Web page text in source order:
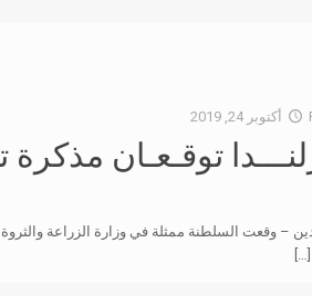
أكتوبر 24, 2019
توقـعـان
– وقعت السلطنة ممثلة في وزارة الزراعة
[…]